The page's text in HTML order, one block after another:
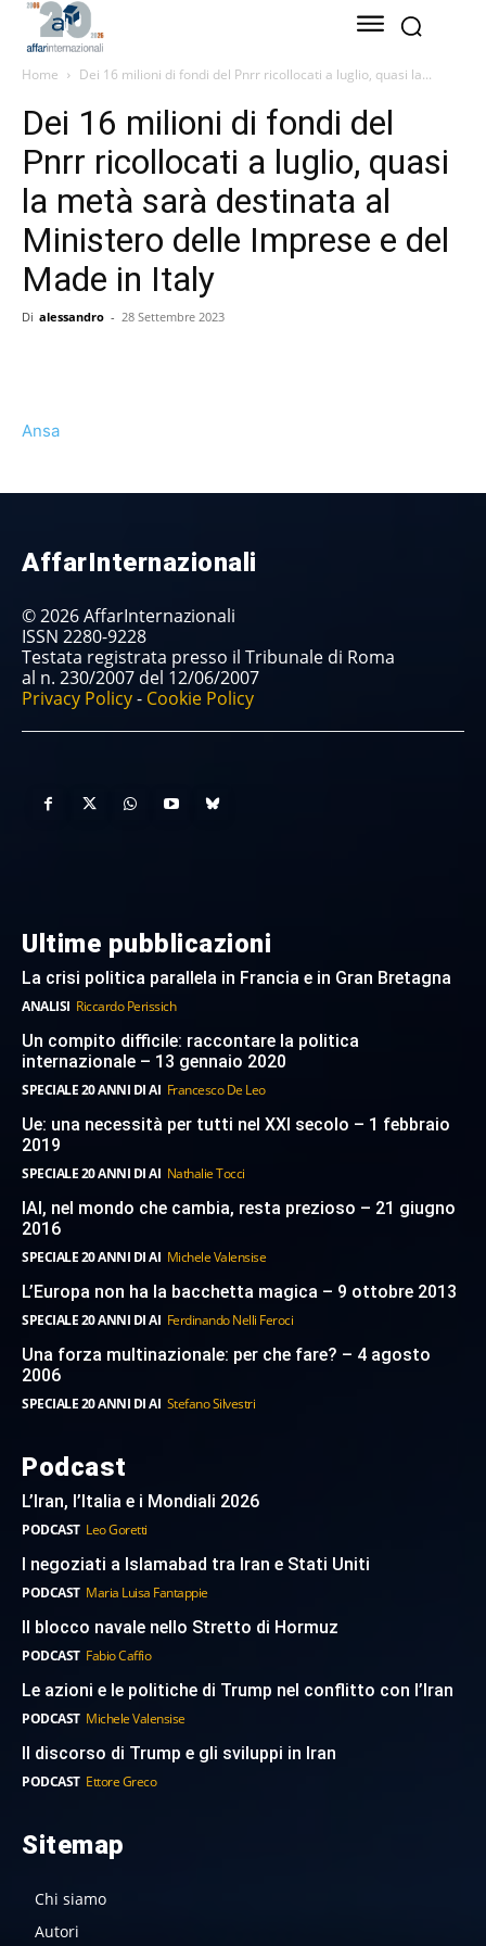
Home Dei 16 milioni di fondi del Pnrr ricollocati a luglio, quasi la...
Dei 16 milioni di fondi del
Pnrr ricollocati a luglio, quasi
la metà sarà destinata al
Ministero delle Imprese e del
Made in Italy
Di alessandro - 28 Settembre 2023
Ansa
AffarInternazionali
© 2026 AffarInternazionali
ISSN 2280-9228
Testata registrata presso il Tribunale di Roma
al n. 230/2007 del 12/06/2007
Privacy Policy- Cookie Policy
Ultime pubblicazioni
La crisi politica parallela in Francia e in Gran Bretagna
ANALISI Riccardo Perissich
Un compito difficile: raccontare la politica
internazionale – 13 gennaio 2020
SPECIALE 20 ANNI DI AI Francesco De Leo
Ue: una necessità per tutti nel XXI secolo – 1 febbraio
2019
SPECIALE 20 ANNI DI AI Nathalie Tocci
IAI, nel mondo che cambia, resta prezioso – 21 giugno
2016
SPECIALE 20 ANNI DI AI Michele Valensise
L’Europa non ha la bacchetta magica – 9 ottobre 2013
SPECIALE 20 ANNI DI AI Ferdinando Nelli Feroci
Una forza multinazionale: per che fare? – 4 agosto
2006
SPECIALE 20 ANNI DI AI Stefano Silvestri
Podcast
L’Iran, l’Italia e i Mondiali 2026
PODCAST Leo Goretti
I negoziati a Islamabad tra Iran e Stati Uniti
PODCAST Maria Luisa Fantappie
Il blocco navale nello Stretto di Hormuz
PODCAST Fabio Caffio
Le azioni e le politiche di Trump nel conflitto con l’Iran
PODCAST Michele Valensise
Il discorso di Trump e gli sviluppi in Iran
PODCAST Ettore Greco
Sitemap
Chi siamo
Autori